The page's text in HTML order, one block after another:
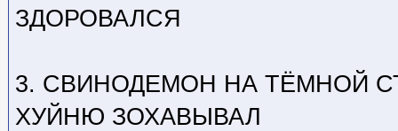
ЗДОРОВАЛСЯ
3. СВИНОДЕМОН НА ТЁМНОЙ
ХУЙНЮ ЗОХАВЫВАЛ